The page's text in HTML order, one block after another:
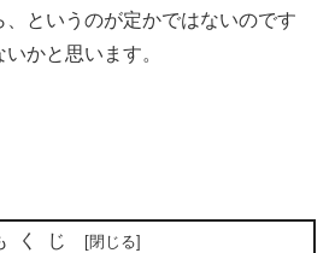
というのが定かではないのです
かと思います。
くじ